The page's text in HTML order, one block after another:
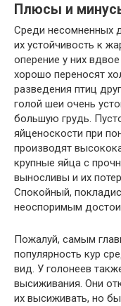
Плюсы и
Среди несомненных
их устойчивость к
оперение у них
хорошо переносят
разведения птиц
голой шеи очень
большую грудь.
яйценоскости при
производят
крупные яйца с
выносливы и их
Спокойный,
неоспоримым
Пожалуй, самым
популярность кур
вид. У голонеев
высиживания. Они
их высиживать, но